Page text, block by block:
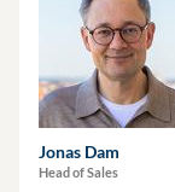
Jonas Dam
Head of Sales